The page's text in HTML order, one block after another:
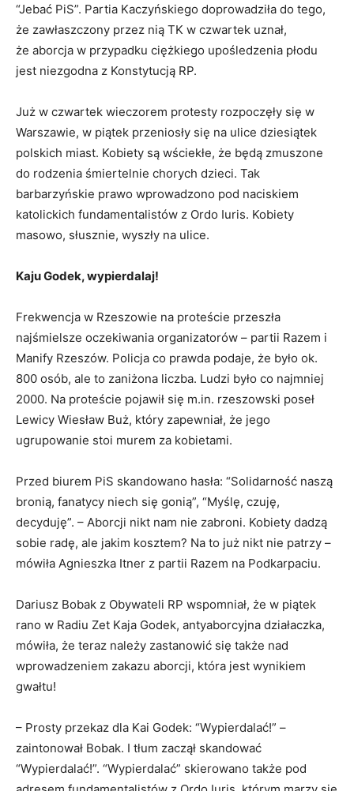
“Jebać PiS”. Partia Kaczyńskiego doprowadziła do tego,
że zawłaszczony przez nią TK w czwartek uznał,
że aborcja w przypadku ciężkiego upośledzenia płodu
jest niezgodna z Konstytucją RP.
Już w czwartek wieczorem protesty rozpoczęły się w
Warszawie, w piątek przeniosły się na ulice dziesiątek
polskich miast. Kobiety są wściekłe, że będą zmuszone
do rodzenia śmiertelnie chorych dzieci. Tak
barbarzyńskie prawo wprowadzono pod naciskiem
katolickich fundamentalistów z Ordo Iuris. Kobiety
masowo, słusznie, wyszły na ulice.
Kaju Godek, wypierdalaj!
Frekwencja w Rzeszowie na proteście przeszła
najśmielsze oczekiwania organizatorów – partii Razem i
Manify Rzeszów. Policja co prawda podaje, że było ok.
800 osób, ale to zaniżona liczba. Ludzi było co najmniej
2000. Na proteście pojawił się m.in. rzeszowski poseł
Lewicy Wiesław Buż, który zapewniał, że jego
ugrupowanie stoi murem za kobietami.
Przed biurem PiS skandowano hasła: “Solidarność naszą
bronią, fanatycy niech się gonią”, “Myślę, czuję,
decyduję”. – Aborcji nikt nam nie zabroni. Kobiety dadzą
sobie radę, ale jakim kosztem? Na to już nikt nie patrzy –
mówiła Agnieszka Itner z partii Razem na Podkarpaciu.
Dariusz Bobak z Obywateli RP wspomniał, że w piątek
rano w Radiu Zet Kaja Godek, antyaborcyjna działaczka,
mówiła, że teraz należy zastanowić się także nad
wprowadzeniem zakazu aborcji, która jest wynikiem
gwałtu!
– Prosty przekaz dla Kai Godek: “Wypierdalać!” –
zaintonował Bobak. I tłum zaczął skandować
“Wypierdalać!”. “Wypierdalać” skierowano także pod